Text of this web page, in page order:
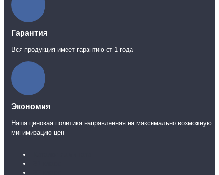
Гарантия
Вся продукция имеет гарантию от 1 года
Экономия
Наша ценовая политика направленная на максимально возможную
минимизацию цен